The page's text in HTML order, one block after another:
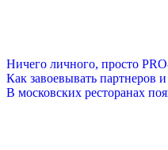
Ничего личного, просто
Как завоевывать партнеров
В московских ресторанах